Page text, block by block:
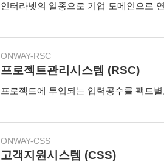
인터라넷의 일종으로 기업 도메인으로
ONWAY-RSC
프로젝트관리시스템 (RSC)
프로젝트에 투입되는 입력공수를 팩트
ONWAY-CSS
고객지원시스템 (CSS)